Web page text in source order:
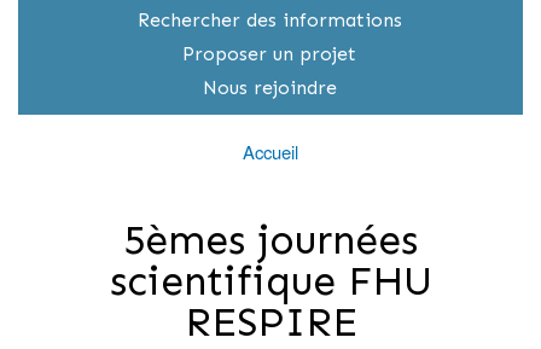
Rechercher des informations
Proposer un projet
Nous rejoindre
Accueil
5èmes journées
scientifique FHU
RESPIRE